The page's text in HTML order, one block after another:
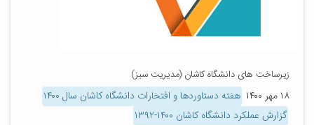
زیرساخت های دانشگاه کاشان (مدیریت سبز)
۱۸ مهر ۱۴۰۰
هفته دستاوردها و افتخارات دانشگاه کاشان سال ۱۴۰۰
گزارش عملکرد دانشگاه کاشان ۱۴۰۰-۱۳۹۲